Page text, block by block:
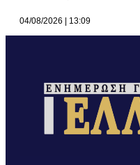
04/08/2026 13:09